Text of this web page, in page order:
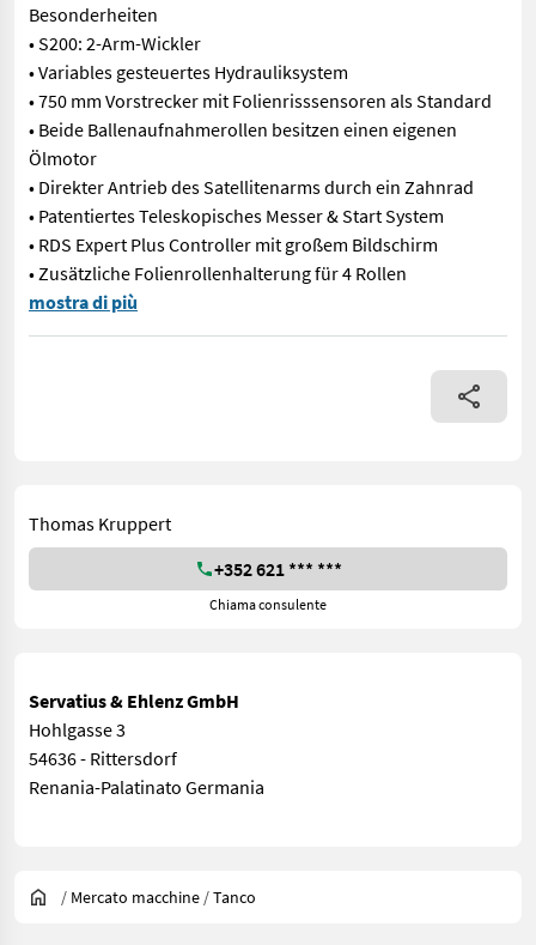
Besonderheiten
• S200: 2-Arm-Wickler
• Variables gesteuertes Hydrauliksystem
• 750 mm Vorstrecker mit Folienrisssensoren als Standard
• Beide Ballenaufnahmerollen besitzen einen eigenen
Ölmotor
• Direkter Antrieb des Satellitenarms durch ein Zahnrad
• Patentiertes Teleskopisches Messer & Start System
• RDS Expert Plus Controller mit großem Bildschirm
• Zusätzliche Folienrollenhalterung für 4 Rollen
----------------------Vorführmaschine------------------------------------
mostra di più
Thomas Kruppert
+352 621 *** ***
Chiama consulente
Servatius & Ehlenz GmbH
Hohlgasse 3
54636 - Rittersdorf
Renania-Palatinato Germania
/ Mercato macchine /Tanco